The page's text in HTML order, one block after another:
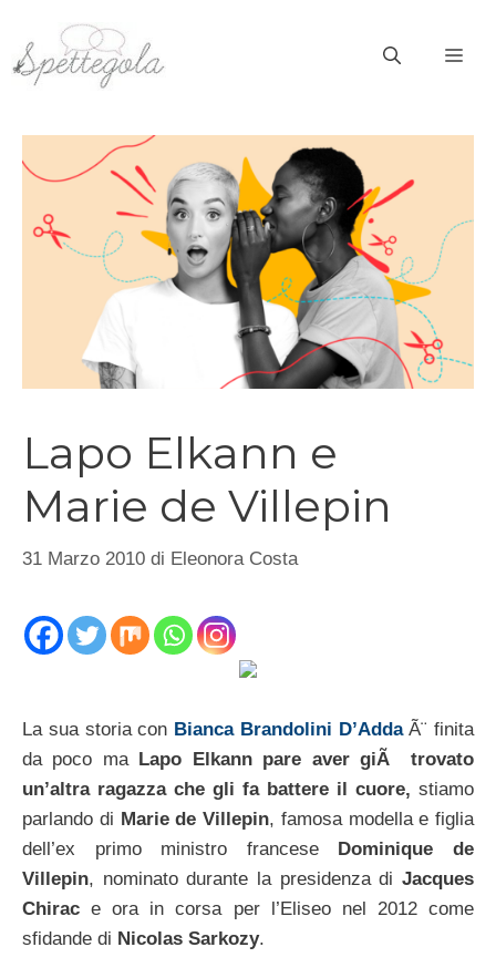
contenuto
Lapo Elkann e
Marie de Villepin
31 Marzo 2010 di Eleonora Costa
La sua storia con Bianca Brandolini D’AddaÃ¨ finita
da poco ma Lapo Elkann pare aver giÃ trovato
un’altra ragazza che gli fa battere il cuore, stiamo
parlando di Marie de Villepin, famosa modella e figlia
dell’ex primo ministro francese
Dominique de
Villepin, nominato durante la presidenza di Jacques
Chirac e ora in corsa per l’Eliseo nel 2012 come
sfidande di Nicolas Sarkozy.